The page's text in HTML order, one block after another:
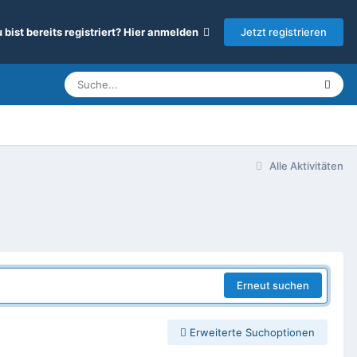
bist bereits registriert? Hier anmelden Jetzt registrieren
Alle Aktivitäten
Erneut suchen
Erweiterte Suchoptionen